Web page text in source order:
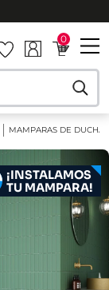
0
MAMPARAS DE DUCHA
¡INSTALAMOS
TU MAMPARA!